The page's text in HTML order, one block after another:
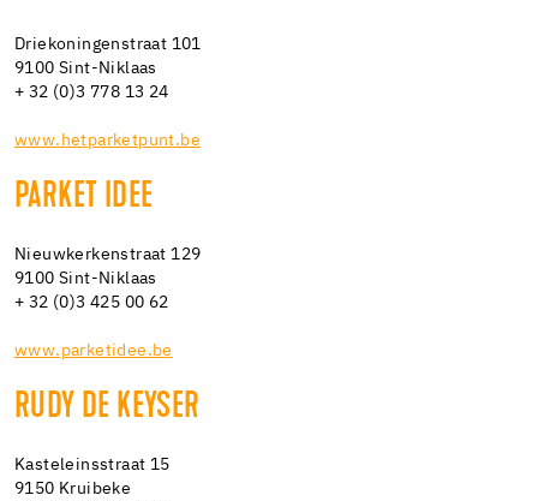
Driekoningenstraat 101
9100 Sint-Niklaas
+ 32 (0)3 778 13 24
www.hetparketpunt.be
PARKET IDEE
Nieuwkerkenstraat 129
9100 Sint-Niklaas
+ 32 (0)3 425 00 62
www.parketidee.be
RUDY DE KEYSER
Kasteleinsstraat 15
9150 Kruibeke